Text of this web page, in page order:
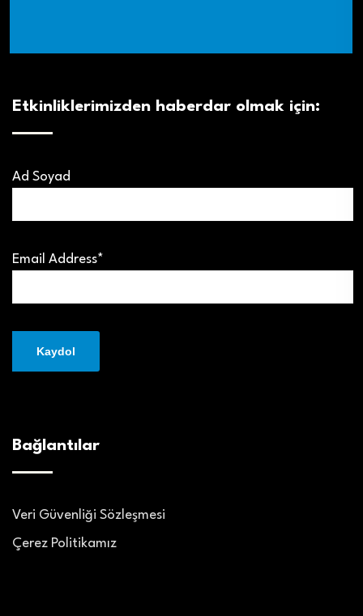
Etkinliklerimizden haberdar olmak için:
Ad Soyad
Email Address*
Bağlantılar
Veri Güvenliği Sözleşmesi
Çerez Politikamız